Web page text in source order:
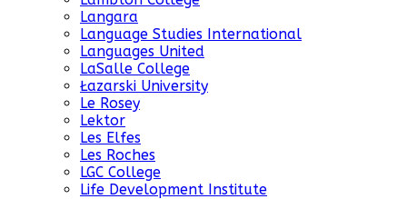
Langara
Language Studies International
Languages United
LaSalle College
Łazarski University
Le Rosey
Lektor
Les Elfes
Les Roches
LGC College
Life Development Institute